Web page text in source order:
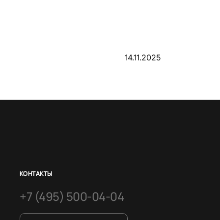
14.11.2025
КОНТАКТЫ
+7 (495) 500-04-04